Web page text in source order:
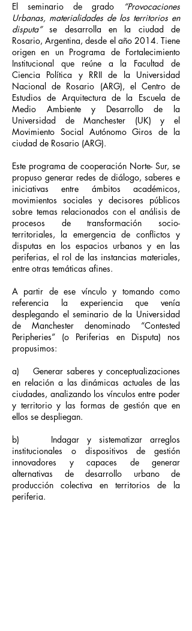
M
P
El seminario de grado
“Provocaciones
Urbanas, materialidades de los territorios en
disputa”se desarrolla en la ciudad de
Rosario, Argentina, desde el año 2014. Tiene
origen en un Programa de Fortalecimiento
Institucional que reúne a la Facultad de
Ciencia Política y RRII de la Universidad
Nacional de Rosario (ARG), el Centro de
Estudios de Arquitectura de la Escuela de
Medio Ambiente y Desarrollo de la
Universidad de Manchester (UK) y el
Movimiento Social Autónomo Giros de la
ciudad de Rosario (ARG).
Este programa de cooperación Norte- Sur, se
propuso generar redes de diálogo, saberes e
iniciativas entre ámbitos académicos,
movimientos sociales y decisores públicos
sobre temas relacionados con el análisis de
procesos de transformación socio-
territoriales, la emergencia de conflictos y
disputas en los espacios urbanos y en las
periferias, el rol de las instancias materiales,
entre otras temáticas afines.
A partir de ese vínculo y tomando como
referencia la experiencia que venía
desplegando el seminario de la Universidad
de Manchester denominado “Contested
Peripheries” (o Periferias en Disputa) nos
propusimos:
a) Generar saberes y conceptualizaciones
en relación a las dinámicas actuales de las
ciudades, analizando los vínculos entre poder
y territorio y las formas de gestión que en
ellos se despliegan.
b) Indagar y sistematizar arreglos
institucionales o dispositivos de gestión
innovadores y capaces de generar
alternativas de desarrollo urbano de
producción colectiva en territorios de la
periferia.